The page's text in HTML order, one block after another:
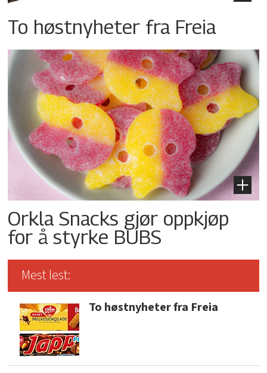
To høstnyheter fra Freia
Orkla Snacks gjør oppkjøp
for å styrke BUBS
Mest lest:
To høstnyheter fra Freia